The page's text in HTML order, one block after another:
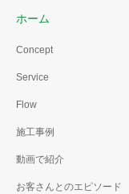
ホーム
Concept
Service
Flow
施工事例
動画で紹介
お客さんとのエピソード